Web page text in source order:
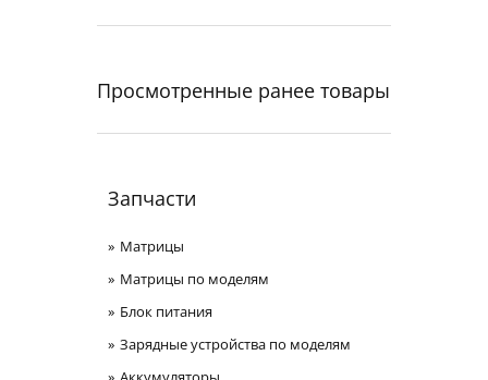
Просмотренные ранее товары
Запчасти
Матрицы
Матрицы по моделям
Блок питания
Зарядные устройства по моделям